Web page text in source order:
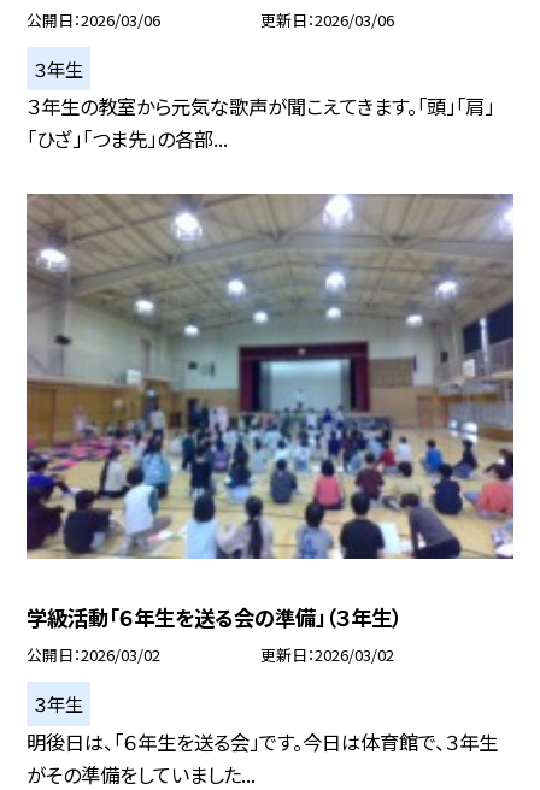
公開日 2026/03/06 更新日 2026/03/06
３年生
３年生の教室から元気な歌声が聞こえてきます。「頭」「肩」
「ひざ」「つま先」の各部...
学級活動「６年生を送る会の準備」（３年生）
公開日 2026/03/02 更新日 2026/03/02
３年生
明後日は、「６年生を送る会」です。今日は体育館で、３年生
がその準備をしていました...